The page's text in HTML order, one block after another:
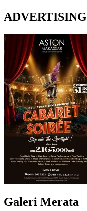
ADVERTISING
Galeri Merata